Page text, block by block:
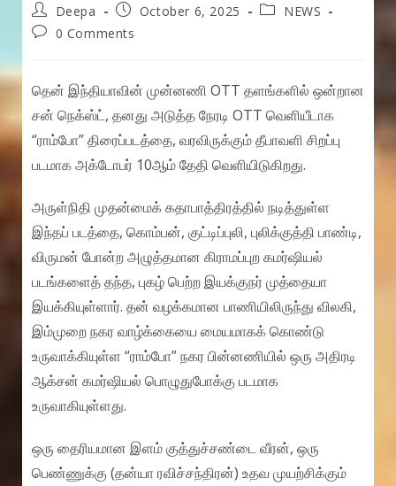
Post
author:
Deepa
Post
published:
October 6, 2025
PostNEWS
Post0 Comments
தென் இந்தியாவின் முன்னணி OTT தளங்களில் ஒன்றான
சன் நெக்ஸ்ட், தனது அடுத்த நேரடி OTT வெளியீடாக
“ராம்போ” திரைப்படத்தை, வரவிருக்கும் தீபாவளி சிறப்பு
படமாக அக்டோபர் 10ஆம் தேதி வெளியிடுகிறது.
அருள்நிதி முதன்மைக் கதாபாத்திரத்தில் நடித்துள்ள
இந்தப் படத்தை, கொம்பன், குட்டிப்புலி, புலிக்குத்தி பாண்டி,
விருமன் போன்ற அழுத்தமான கிராமப்புற கமர்ஷியல்
படங்களைத் தந்த, புகழ் பெற்ற இயக்குநர் முத்தையா
இயக்கியுள்ளார். தன் வழக்கமான பாணியிலிருந்து விலகி,
இம்முறை நகர வாழ்க்கையை மையமாகக் கொண்டு
உருவாக்கியுள்ள “ராம்போ” நகர பின்னணியில் ஒரு அதிரடி
ஆக்சன் கமர்ஷியல் பொழுதுபோக்கு படமாக
உருவாகியுள்ளது.
ஒரு தைரியமான இளம் குத்துச்சண்டை வீரன், ஒரு
பெண்ணுக்கு (தன்யா ரவிச்சந்திரன்) உதவ முயற்சிக்கும்